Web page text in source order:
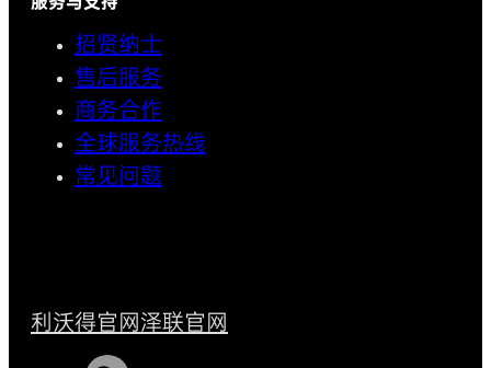
招贤纳士
售后服务
商务合作
全球服务热线
常见问题
利沃得官网泽联官网